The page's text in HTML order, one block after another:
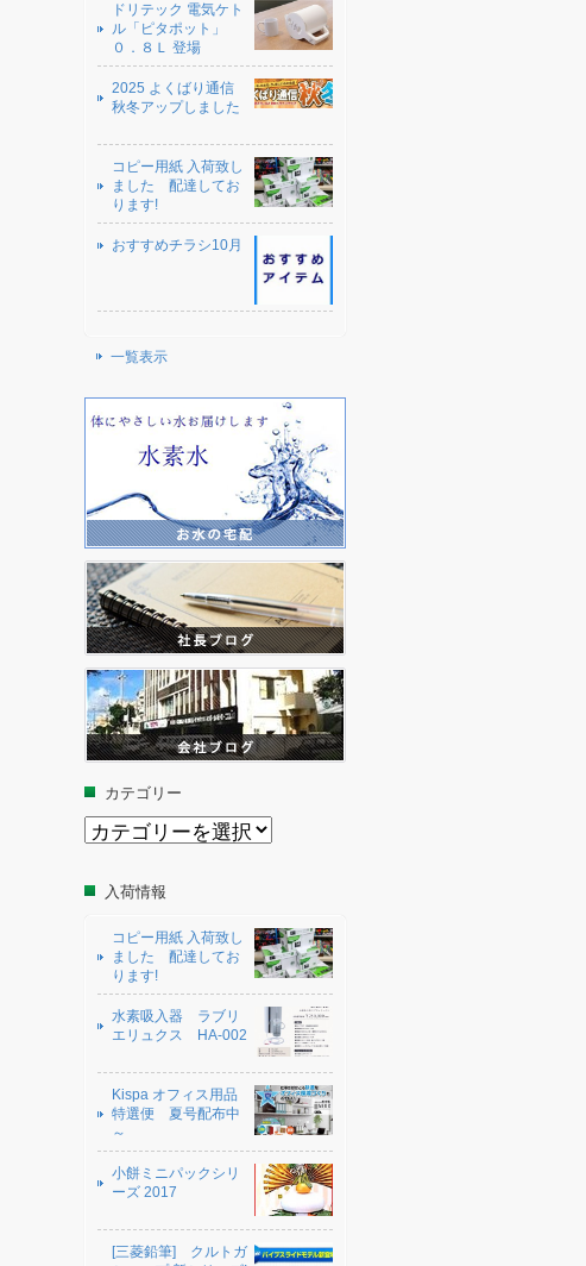
ドリテック 電気ケト
ル「ピタポット」
０．８Ｌ 登場
2025 よくばり通信
秋冬アップしました
コピー用紙 入荷致し
ました 配達してお
ります!
おすすめチラシ10月
一覧表示
カテゴリー
カ
テ
ー
入荷情報
コピー用紙 入荷致し
ました 配達してお
ります!
水素吸入器 ラブリ
エリュクス HA-002
Kispa オフィス用品
特選便 夏号配布中
～
小餅ミニパックシリ
ーズ 2017
[三菱鉛筆] クルトガ